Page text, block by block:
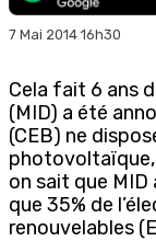
7 Mai 2014 16h30
Cela fait 6 ans
(MID) a été
(CEB) ne
photovoltaïque,
on sait que
que 35% de
renouvelables